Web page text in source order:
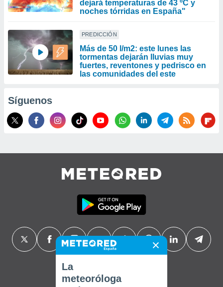
dejará temperaturas de 43 ºC y
noches tórridas en España"
PREDICCIÓN
Más de 50 l/m2: este lunes las
tormentas dejarán lluvias muy
fuertes, reventones y pedrisco en
las comunidades del este
Síguenos
La
meteoróloga